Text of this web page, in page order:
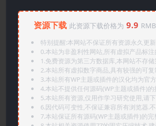
资源下载 此资源下载价格为 9.9 RMB
特别提醒:本网站不保证所有资源永久更
0.本站为非盈利性网站,所有虚拟产品标
1.免费资源为第三方数据库,本网站不存
2.本站所有虚拟数字商品,具有较强的可
3.本站所有WP主题或插件的汉化均为官
4.本站不提供任何源码(WP主题或插件)
5.本站所有资源,仅用作学习研究使用,请
6.因代码可变性,不保证兼容所有浏览器.
7.本站保证所有源码(WP主题或插件)的